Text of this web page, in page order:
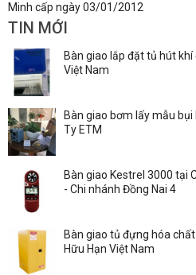
Minh cấp ngày 03/01/2012
TIN MỚI
Bàn giao lắp đặt tủ hút
Việt Nam
Bàn giao bơm lấy mẫu bụi
Ty ETM
Bàn giao Kestrel 3000 tại
- Chi nhánh Đồng Nai 4
Bàn giao tủ đựng hóa
Hữu Hạn Việt Nam